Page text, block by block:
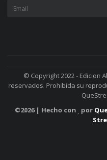
© Copyright 2022 - Edicion
reservados. Prohibida su
©2026 | Hecho con por